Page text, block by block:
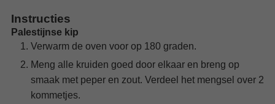
Instructies
Palestijnse kip
Verwarm de oven voor op 180 graden.
Meng alle kruiden goed door elkaar en breng op
smaak met peper en zout. Verdeel het mengsel over 2
kommetjes.